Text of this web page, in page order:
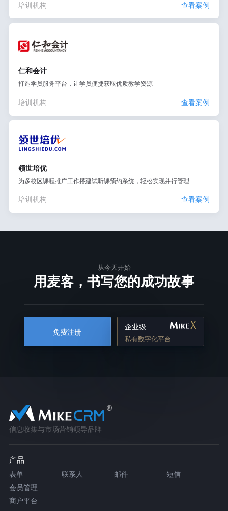
培训机构 查看案例
仁和会计
打造学员服务平台，让学员便捷获取优质教学资源
培训机构 查看案例
领世培优
为多校区课程推广工作搭建试听课预约系统，轻松实现并行管理
培训机构 查看案例
从今天开始
用麦客，书写您的成功故事
免费注册
企业级
私有数字化平台
信息收集与市场营销领导品牌
产品
表单 联系人 邮件
短信
会员管理
商户平台